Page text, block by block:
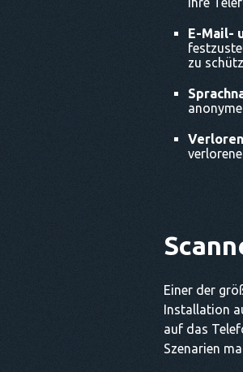
E-Mail-
zu
Einer der
Installation
auf das
Szenarien